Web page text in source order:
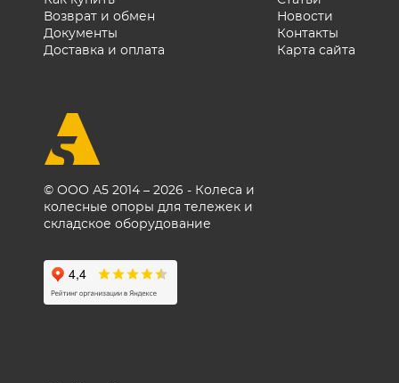
© ООО А5 2014 – 2026 - Колеса и
колесные опоры для тележек и
складское оборудование
Возврат и обмен
Документы
Доставка и оплата
Новости
Контакты
Карта сайта